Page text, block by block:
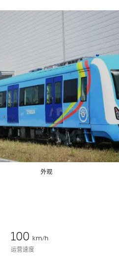
外观
100 km/h
运营速度